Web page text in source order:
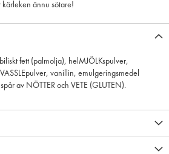
ännu sötare!
fett (palmolja), helMJÖLKspulver,
vanillin, emulgeringsmedel
av NÖTTER och VETE (GLUTEN).